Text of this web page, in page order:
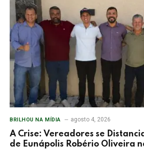
BRILHOU NA MÍDIA agosto 4, 2026
A Crise: Vereadores se
de Eunápolis Robério Oliveira